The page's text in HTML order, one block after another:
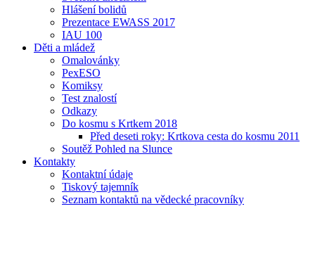
Hlášení bolidů
Prezentace EWASS 2017
IAU 100
Děti a mládež
Omalovánky
PexESO
Komiksy
Test znalostí
Odkazy
Do kosmu s Krtkem 2018
Před deseti roky: Krtkova cesta do kosmu 2011
Soutěž Pohled na Slunce
Kontakty
Kontaktní údaje
Tiskový tajemník
Seznam kontaktů na vědecké pracovníky